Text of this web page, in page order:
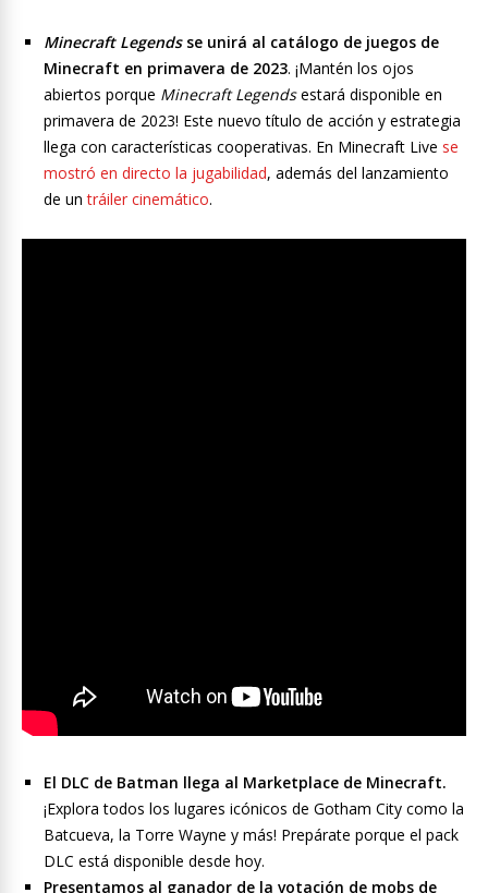
Minecraft Legendsse unirá al catálogo de juegos de
Minecraft en primavera de 2023. ¡Mantén los ojos
abiertos porque Minecraft Legendsestará disponible en
primavera de 2023! Este nuevo título de acción y estrategia
llega con características cooperativas. En Minecraft Live se
mostró en directo la jugabilidad, además del lanzamiento
de untráiler cinemático.
El DLC de Batman llega al Marketplace de Minecraft.
¡Explora todos los lugares icónicos de Gotham City como la
Batcueva, la Torre Wayne y más! Prepárate porque el pack
DLC está disponible desde hoy.
Presentamos al ganador de la votación de mobs de